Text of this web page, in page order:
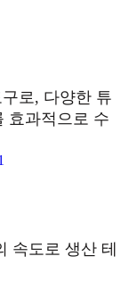
로, 다양한 튜
효과적으로 수
속도로 생산 테